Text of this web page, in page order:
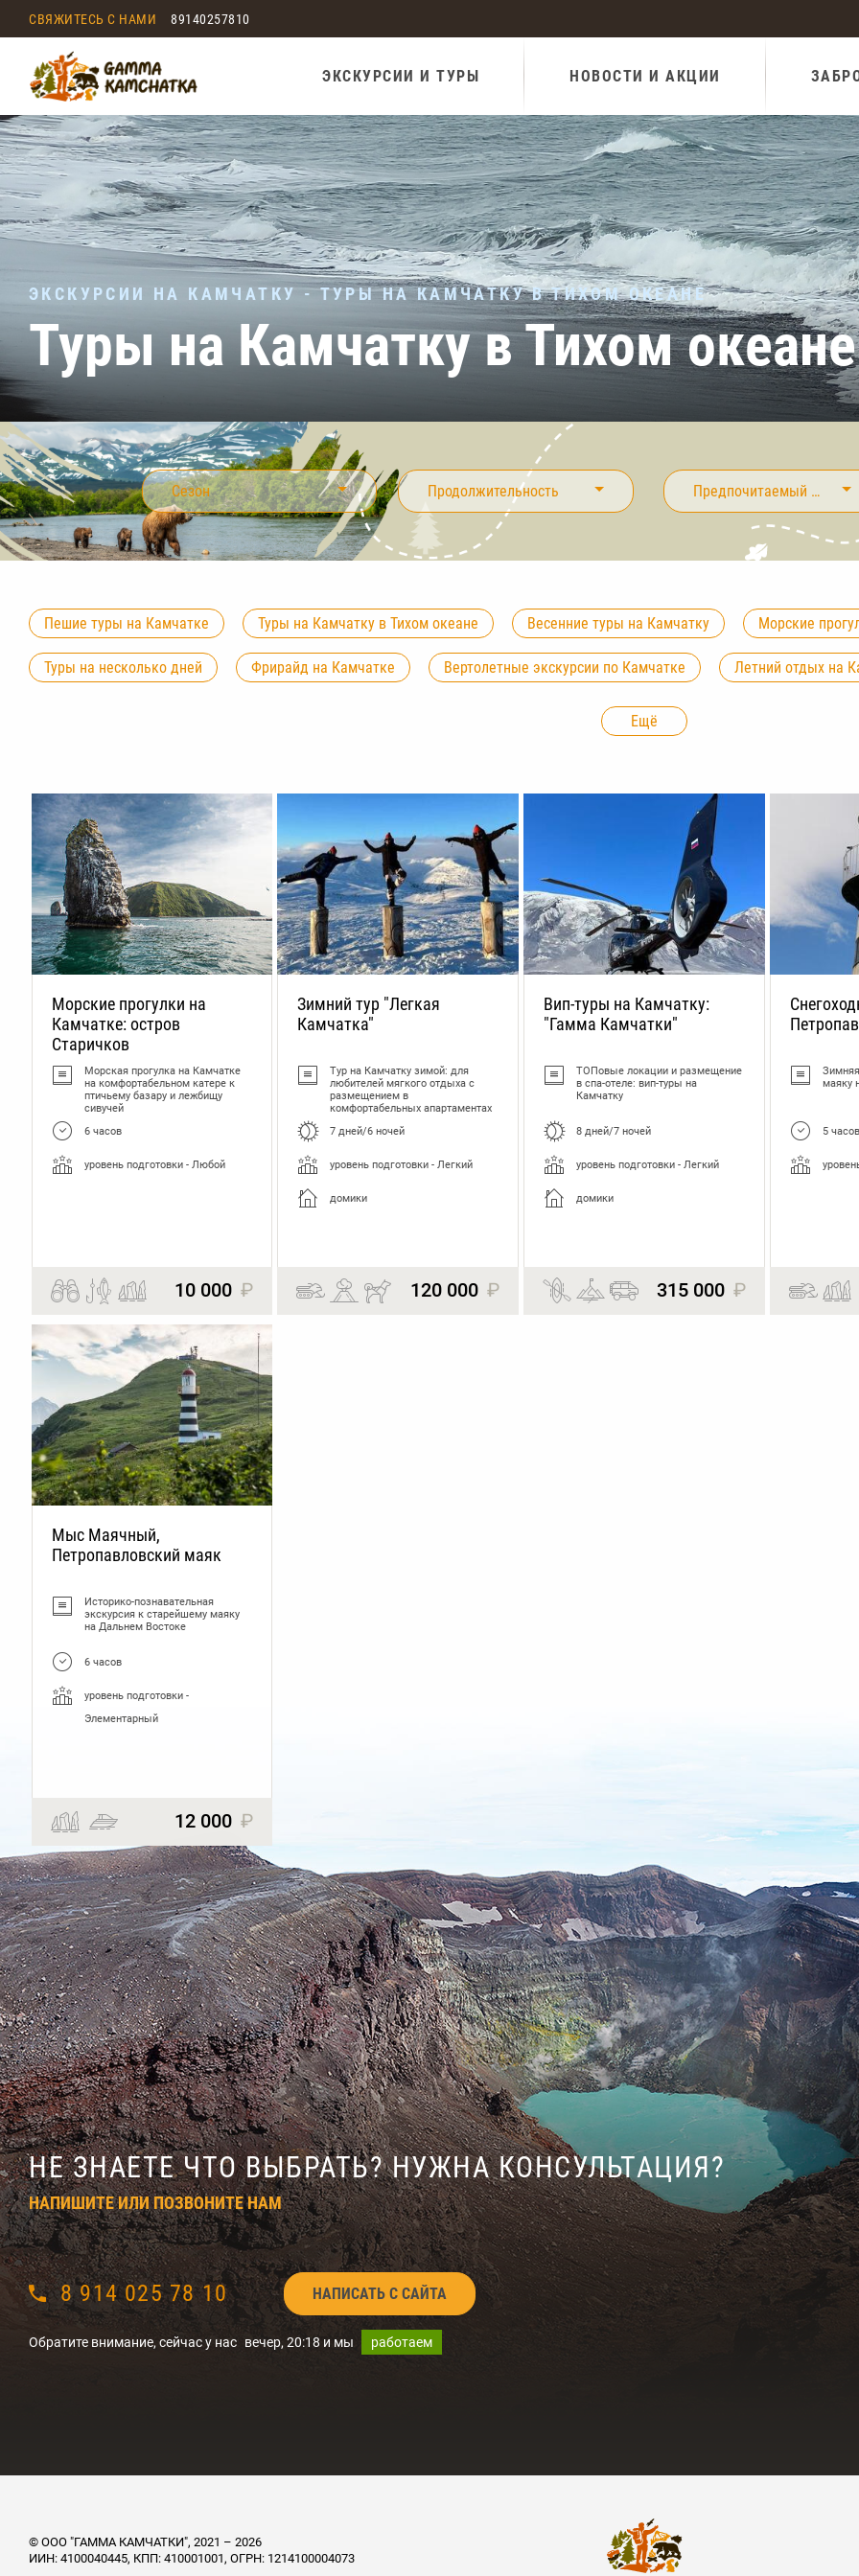
СВЯЖИТЕСЬ С НАМИ 89140257810
ЭКСКУРСИИ И ТУРЫ НОВОСТИ И АКЦИИ
ЭКСКУРСИИ НА КАМЧАТКУ - ТУРЫ НА КАМЧАТКУ В ТИХОМ ОКЕАНЕ
Туры на Камчатку в Тихом океане
Сезон Продолжительность Предпочитаемый тип тура
Пешие туры на Камчатке Туры на Камчатку в Тихом океане Весенние туры на Камчатку Морские
Туры на несколько дней Фрирайд на Камчатке Вертолетные экскурсии по Камчатке Летний отдых на
Туры на февраль на Камчатку
Туры на октябрь на Камчатку Туры на ноябрь на Камчатку Туры на декабрь на Камчатку Туры с
Зимний отдых на Камчатке Туры на вулканы Камчатки Рыбалка на Камчатке Туры на снегоходах на
Туры на 4 дня на Камчатку Однодневные туры по Камчатке Туры выходного дня на Камчатке Туры для
Ещё
Морские прогулки на
Камчатке: остров
Старичков
Морская прогулка на Камчатке
на комфортабельном катере к
птичьему базару и лежбищу
сивучей
6 часов
уровень подготовки - Любой
10 000 ₽
Зимний тур "Легкая
Камчатка"
Тур на Камчатку зимой: для
любителей мягкого отдыха с
размещением в
комфортабельных апартаментах
7 дней/6 ночей
уровень подготовки - Легкий
домики
120 000 ₽
Вип-туры на Камчатку:
"Гамма Камчатки"
ТОПовые локации и размещение
в спа-отеле: вип-туры на
Камчатку
8 дней/7 ночей
уровень подготовки - Легкий
домики
315 000 ₽
маяку
5 часов
Мыс Маячный,
Петропавловский маяк
Историко-познавательная
экскурсия к старейшему маяку
на Дальнем Востоке
6 часов
уровень подготовки -
Элементарный
12 000 ₽
НЕ ЗНАЕТЕ ЧТО ВЫБРАТЬ? НУЖНА КОНСУЛЬТАЦИЯ?
НАПИШИТЕ ИЛИ ПОЗВОНИТЕ НАМ
8 914 025 78 10 НАПИСАТЬ С САЙТА
Обратите внимание, сейчас у нас вечер, 20:18 и мы работаем
© ООО "ГАММА КАМЧАТКИ", 2021 – 2026
ИИН: 4100040445, КПП: 410001001, ОГРН: 1214100004073